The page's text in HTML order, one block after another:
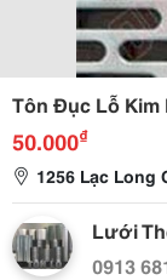
Tôn Đục Lỗ Kim
50.000₫
1256 Lạc Long
Lưới
0913